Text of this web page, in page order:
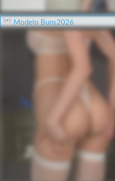
Modelo Buns2026